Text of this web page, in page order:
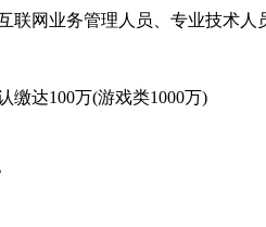
联网业务管理人员、专业技术人
缴达100万(游戏类1000万)